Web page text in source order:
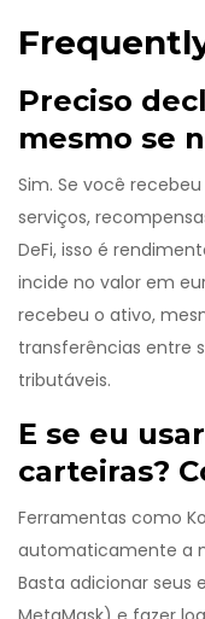
Preciso
mesmo se
Sim. Se você
serviços,
DeFi, isso é
incide no valor em
recebeu o ativo,
transferências entre
tributáveis.
E se eu
carteiras?
Ferramentas como
automaticamente a
Basta adicionar seus